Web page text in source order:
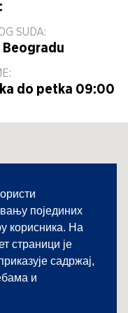
појединих
корисника. На
страници је
садржај,
и
SUDA:
Beogradu
do petka 09:00